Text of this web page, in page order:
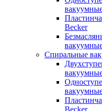
Becker
Спиральные
Becker